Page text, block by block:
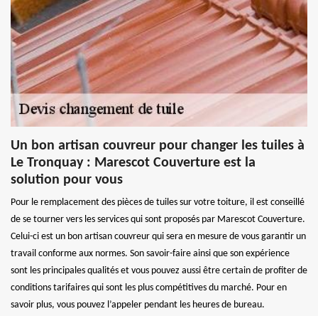
Un bon artisan couvreur pour changer les tuiles à
Le Tronquay : Marescot Couverture est la
solution pour vous
Pour le remplacement des pièces de tuiles sur votre toiture, il est conseillé
de se tourner vers les services qui sont proposés par Marescot Couverture.
Celui-ci est un bon artisan couvreur qui sera en mesure de vous garantir un
travail conforme aux normes. Son savoir-faire ainsi que son expérience
sont les principales qualités et vous pouvez aussi être certain de profiter de
conditions tarifaires qui sont les plus compétitives du marché. Pour en
savoir plus, vous pouvez l’appeler pendant les heures de bureau.